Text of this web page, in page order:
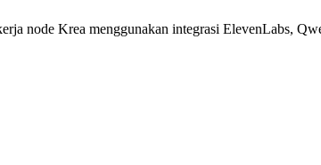
node Krea menggunakan integrasi ElevenLabs,